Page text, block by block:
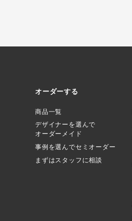
オーダーする
商品一覧
デザイナーを選んで
オーダーメイド
事例を選んでセミオーダー
まずはスタッフに相談